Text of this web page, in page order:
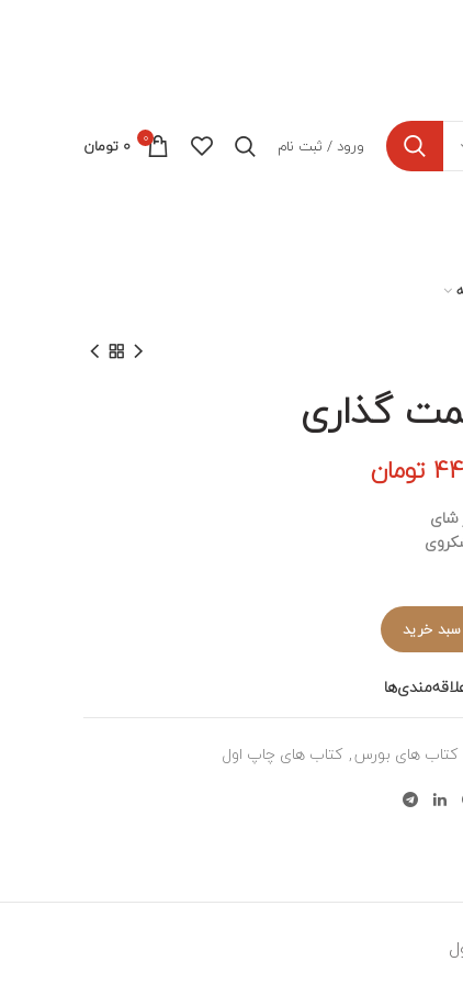
ورود / ثبت نام 0
0 تومان
گذاری
495,000 تومان
تومانقیمت
شای
خرید
کتاب های بورس, کتاب های چاپ اول